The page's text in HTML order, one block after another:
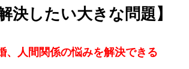
解決したい大きな問題】
、人間関係の悩みを解決できる